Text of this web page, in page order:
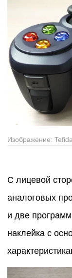
Изображение: Tefida
С лицевой
аналоговых
и две
наклейка с